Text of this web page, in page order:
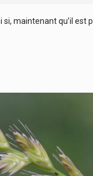
maintenant qu’il est